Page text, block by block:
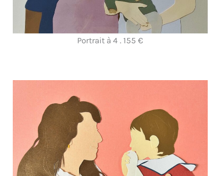
Portrait à 4 . 155 €